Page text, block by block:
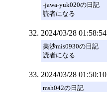
-jawa-yuk020の日記
読者になる
2024/03/28 01:58:54
美沙mis0930の日記
読者になる
2024/03/28 01:50:10
msh042の日記